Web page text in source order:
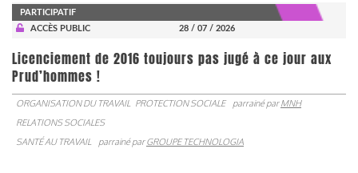
PARTICIPATIF
ACCÈS PUBLIC
28 / 07 / 2026
Licenciement de 2016 toujours pas jugé à ce jour aux
Prud’hommes !
ORGANISATION DU TRAVAIL PROTECTION SOCIALE parrainé parMNH
RELATIONS SOCIALES
SANTÉ AU TRAVAIL
parrainé parGROUPE TECHNOLOGIA